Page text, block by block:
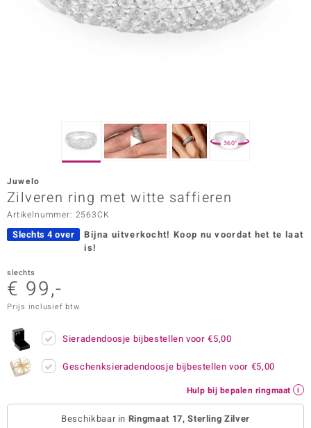
Vogue
in Italy
Paraíso
360°
Juwelo
Zilveren ring met witte saffieren
Artikelnummer: 2563CK
Slechts 4 over Bijna uitverkocht! Koop nu voordat het te laat
is!
slechts
€ 99,-
Prijs inclusief btw
Sieradendoosje bijbestellen voor€5,00
Geschenksieradendoosje bijbestellen voor €5,00
Hulp bij bepalen ringmaat
Beschikbaar in Ringmaat 17, Sterling Zilver